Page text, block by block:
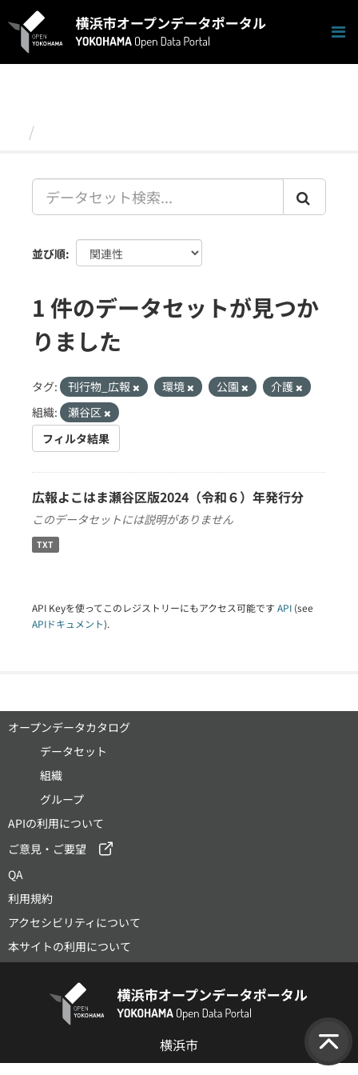
キ
並び順
1 件のデータセットが見つか
りました
タグ: 刊行物_広報 環境 公園
介護
組織:
瀬谷区
フィルタ結果
広報よこはま瀬谷区版2024（令和６）年発行分
このデータセットには説明がありません
TXT
API Keyを使ってこのレジストリーにもアクセス可能です API (see
APIドキュメント).
オープンデータカタログ
データセット
組織
グループ
APIの利用について
ご意見・ご要望
QA
利用規約
アクセシビリティについて
本サイトの利用について
横浜市